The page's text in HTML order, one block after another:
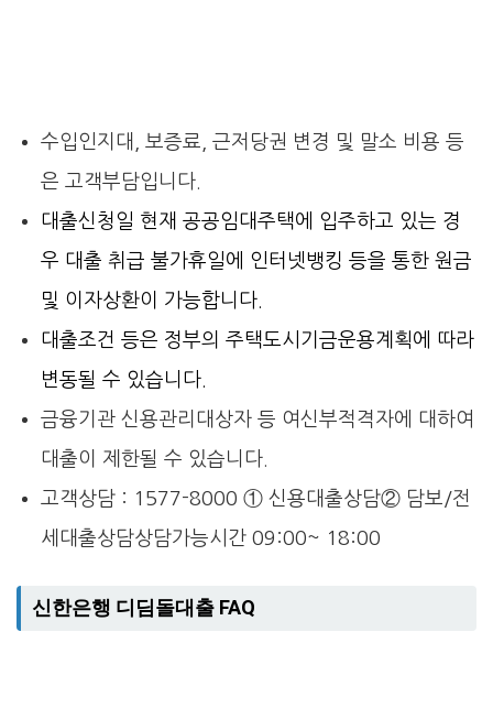
수입인지대, 보증료, 근저당권 변경 및 말소 비용 등
은 고객부담입니다.
대출신청일 현재 공공임대주택에 입주하고 있는 경
우 대출 취급 불가휴일에 인터넷뱅킹 등을 통한 원금
및 이자상환이 가능합니다.
대출조건 등은 정부의 주택도시기금운용계획에 따라
변동될 수 있습니다.
금융기관 신용관리대상자 등 여신부적격자에 대하여
대출이 제한될 수 있습니다.
고객상담 : 1577-8000 ① 신용대출상담② 담보/전
세대출상담상담가능시간 09:00~ 18:00
신한은행 디딤돌대출 FAQ